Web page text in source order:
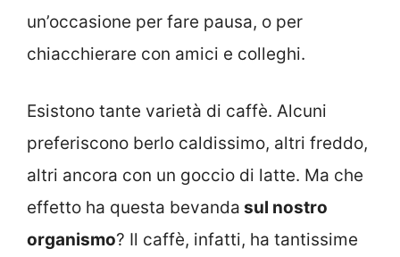
un’occasione per fare pausa, o per
chiacchierare con amici e colleghi.
Esistono tante varietà di caffè. Alcuni
preferiscono berlo caldissimo, altri freddo,
altri ancora con un goccio di latte. Ma che
effetto ha questa bevanda sul nostro
organismo? Il caffè, infatti, ha tantissime